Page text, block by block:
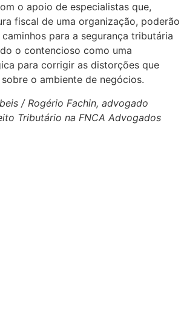
o apoio de especialistas que,
fiscal de uma organização, poderão
para a segurança tributária
o contencioso como uma
para corrigir as distorções que
o ambiente de negócios.
/ Rogério Fachin, advogado
Tributário na FNCA Advogados